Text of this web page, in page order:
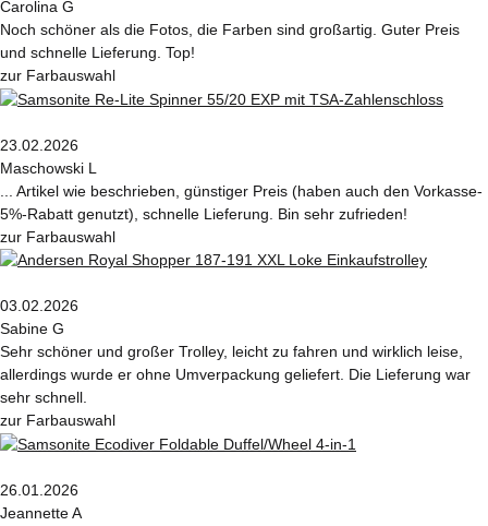
Carolina G
Noch schöner als die Fotos, die Farben sind großartig. Guter Preis
und schnelle Lieferung. Top!
zur Farbauswahl
23.02.2026
Maschowski L
... Artikel wie beschrieben, günstiger Preis (haben auch den Vorkasse-
5%-Rabatt genutzt), schnelle Lieferung. Bin sehr zufrieden!
zur Farbauswahl
03.02.2026
Sabine G
Sehr schöner und großer Trolley, leicht zu fahren und wirklich leise,
allerdings wurde er ohne Umverpackung geliefert. Die Lieferung war
sehr schnell.
zur Farbauswahl
26.01.2026
Jeannette A